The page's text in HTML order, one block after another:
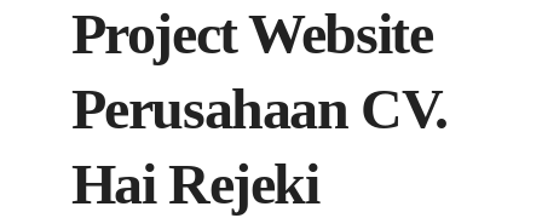
Project Website
Perusahaan CV.
Hai Rejeki